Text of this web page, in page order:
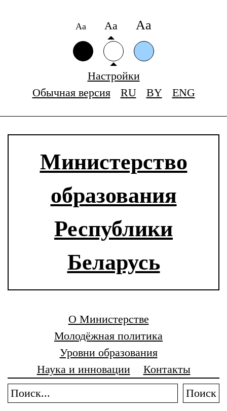
Аа Аа Аа
Настройки
Обычная версия
RU BY ENG
Министерство
образования
Республики
Беларусь
О Министерстве
Молодёжная политика
Уровни образования
Наука и инновации
Контакты
Поиск